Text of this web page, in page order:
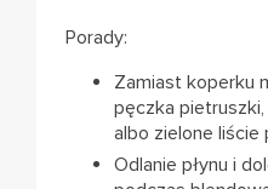
Porady:
Zamiast koperku
pęczka
albo zielone liście
Odlanie płynu i